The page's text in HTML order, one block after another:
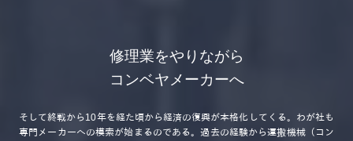
修理業をやりながら
コンベヤメーカーへ
そして終戦から10年を経た頃から経済の復興が本格化してくる。わが社も
専門メーカーへの模索が始まるのである。過去の経験から運搬機械（コン